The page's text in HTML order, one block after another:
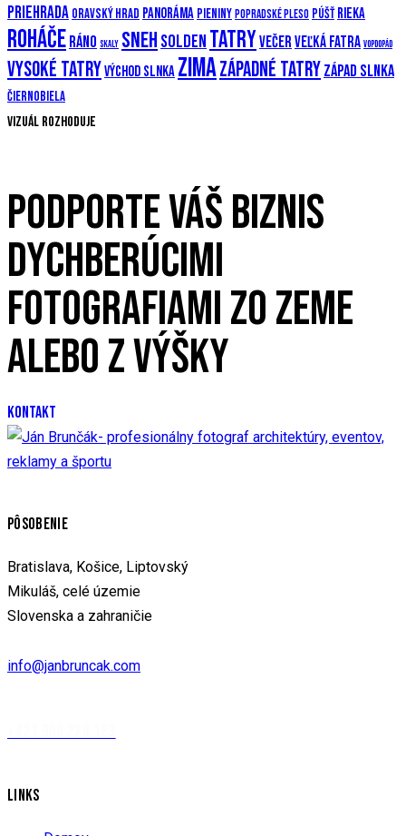
priehrada Oravský hrad Panoráma PieninyPopradské pleso Púšť Rieka
RoháčeRáno Skaly Sneh Solden TatryvečerVeľká Fatra Vopdopád
Vysoké TatryVýchod slnka ZimaZápadné TatryZápad slnka
Čiernobiela
Vizuál rozhoduje
PODPORTE VÁŠ BIZNIS
DYCHBERÚCIMI
FOTOGRAFIAMI ZO ZEME
ALEBO Z VÝŠKY
KONTAKT
PÔSOBENIE
Bratislava, Košice, Liptovský
Mikuláš, celé územie
Slovenska a zahraničie
info@janbruncak.com
LINKS